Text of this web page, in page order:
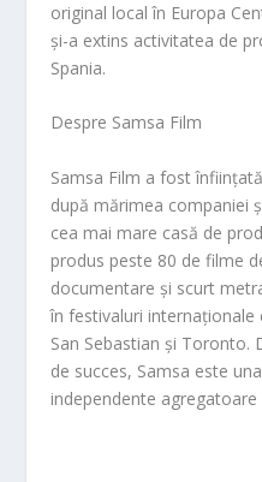
original local în Europa
și-a extins activitatea de
Spania.
Despre Samsa Film
Samsa Film a fost
după mărimea companiei
cea mai mare casă de
produs peste 80 de filme
documentare și scurt
în festivaluri internaționale
San Sebastian și Toronto.
de succes, Samsa este u
independente